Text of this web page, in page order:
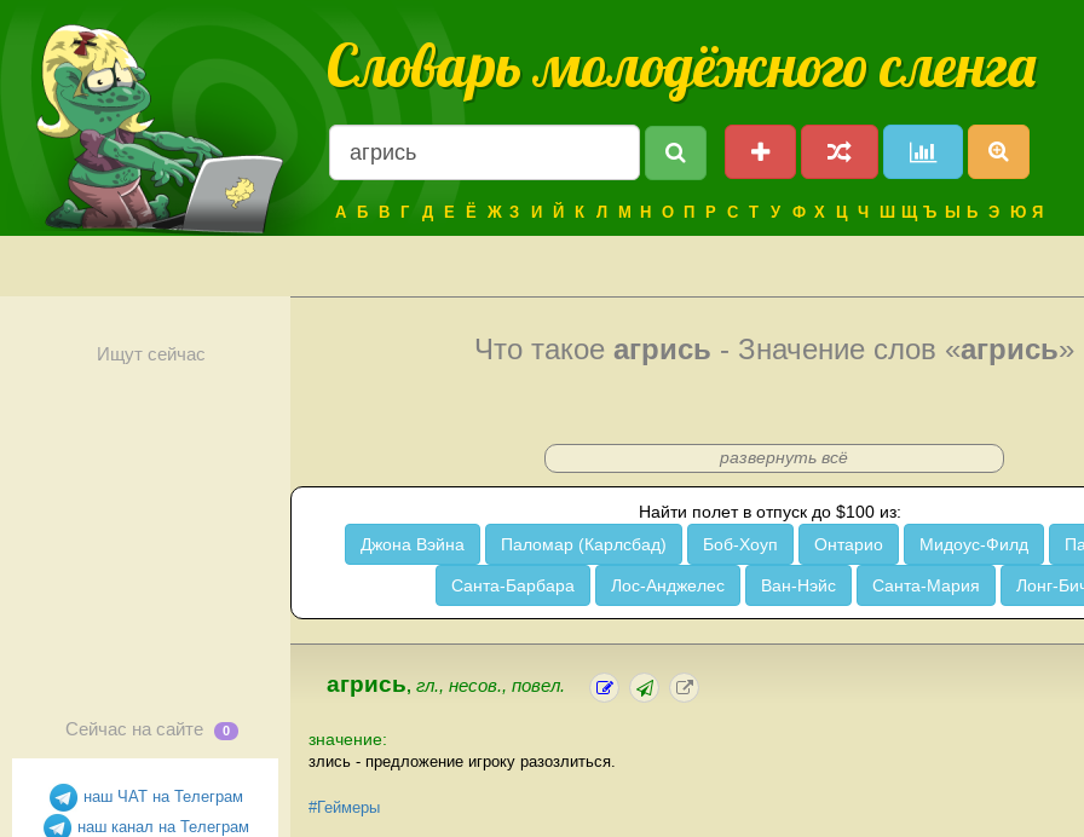
Словарь молодёжного сленга
А Б В Г Д Е Ё Ж З И Й К Л М Н О П Р С Т У Ф Х Ц Ч Ш Щ Ъ Ы Ь Э Ю Я
Ищут сейчас
Сейчас на сайте 0
наш ЧАТ на Телеграм
наш канал на Телеграм
Что такое агрись - Значение слов «агрись»
развернуть всё
Найти полет в отпуск до $100 из:
Джона Вэйна
Паломар (Карлсбад) Боб-Хоуп Онтарио Мидоус-Филд
Санта-Барбара Лос-Анджелес Ван-Нэйс Санта-Мария Лонг-
агрись, гл., несов., повел.
значение:
злись - предложение игроку разозлиться.
#Геймеры